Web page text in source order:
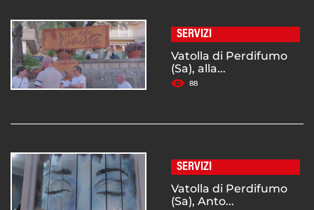
SERVIZI
Vatolla di Perdifumo
(Sa), alla...
88
SERVIZI
Vatolla di Perdifumo
(Sa), Anto...